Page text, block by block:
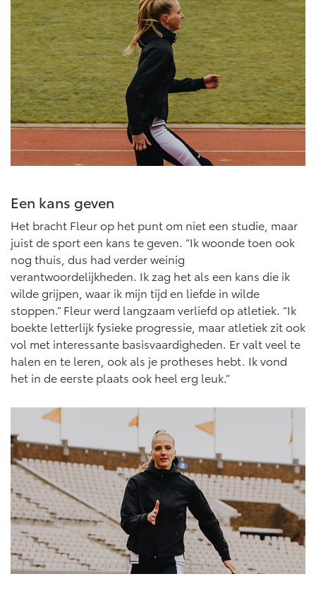
Land Cruiser (excl. BTW)
Vanaf € 89.986,-
Een kans geven
Het bracht Fleur op het punt om niet een studie, maar
juist de sport een kans te geven. “Ik woonde toen ook
nog thuis, dus had verder weinig
verantwoordelijkheden. Ik zag het als een kans die ik
wilde grijpen, waar ik mijn tijd en liefde in wilde
stoppen.” Fleur werd langzaam verliefd op atletiek. “Ik
boekte letterlijk fysieke progressie, maar atletiek zit ook
vol met interessante basisvaardigheden. Er valt veel te
halen en te leren, ook als je protheses hebt. Ik vond
het in de eerste plaats ook heel erg leuk.”